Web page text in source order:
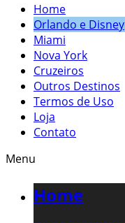
Home
Orlando e Disney
Miami
Nova York
Cruzeiros
Outros Destinos
Termos de Uso
Loja
Contato
Menu
Home